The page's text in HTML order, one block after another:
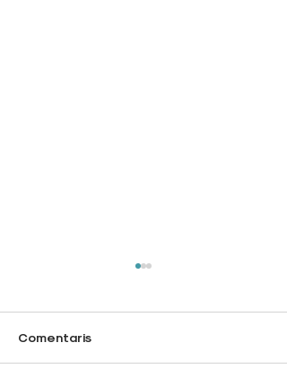
Comentaris